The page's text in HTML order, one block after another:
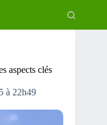
aspects clés
à 22h49